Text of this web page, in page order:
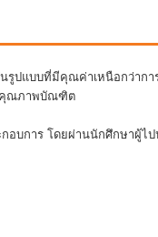
รูปแบบที่มีคุณค่าเหนือกว่ากา
คุณภาพบัณฑิต
กอบการ โดยผ่านนักศึกษาผู้ไ